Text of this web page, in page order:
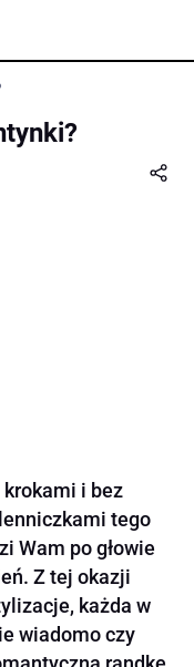
i bez
tego
Wam po głowie
Z tej okazji
każda w
wiadomo czy